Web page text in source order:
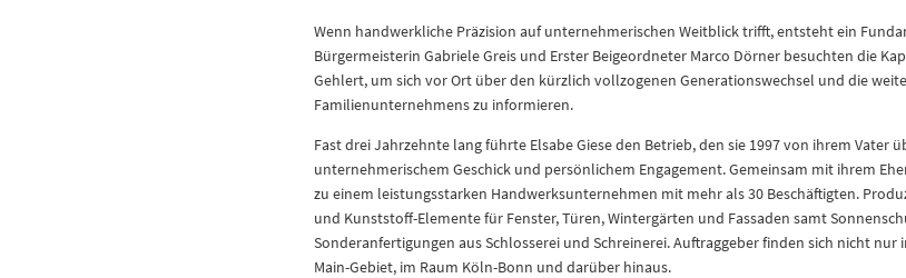
Wenn handwerkliche Präzision auf unternehmerischen Weitblick trifft, entsteht ein
Bürgermeisterin Gabriele Greis und Erster Beigeordneter Marco Dörner besuchten die
Gehlert, um sich vor Ort über den kürzlich vollzogenen Generationswechsel und die
Familienunternehmens zu informieren.
Fast drei Jahrzehnte lang führte Elsabe Giese den Betrieb, den sie 1997 von ihrem Vater
unternehmerischem Geschick und persönlichem Engagement. Gemeinsam mit ihrem
zu einem leistungsstarken Handwerksunternehmen mit mehr als 30 Beschäftigten.
und Kunststoff-Elemente für Fenster, Türen, Wintergärten und Fassaden samt
Sonderanfertigungen aus Schlosserei und Schreinerei. Auftraggeber finden sich nicht nur
Main-Gebiet, im Raum Köln-Bonn und darüber hinaus.